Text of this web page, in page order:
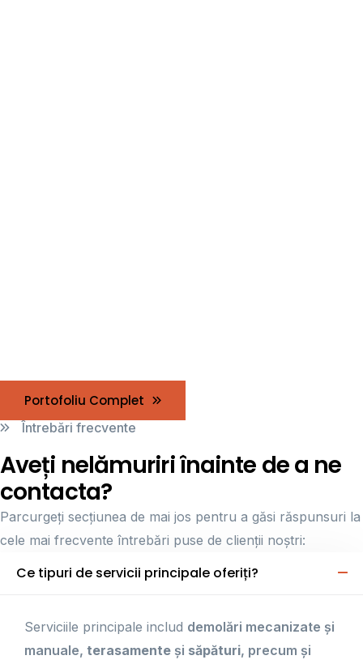
Portofoliu Complet
Întrebări frecvente
Aveți nelămuriri înainte de a ne
contacta?
Parcurgeți secțiunea de mai jos pentru a găsi răspunsuri la
cele mai frecvente întrebări puse de clienții noștri:
Ce tipuri de servicii principale oferiți?
Serviciile principale includ demolări mecanizate și
manuale, terasamente și săpături, precum și